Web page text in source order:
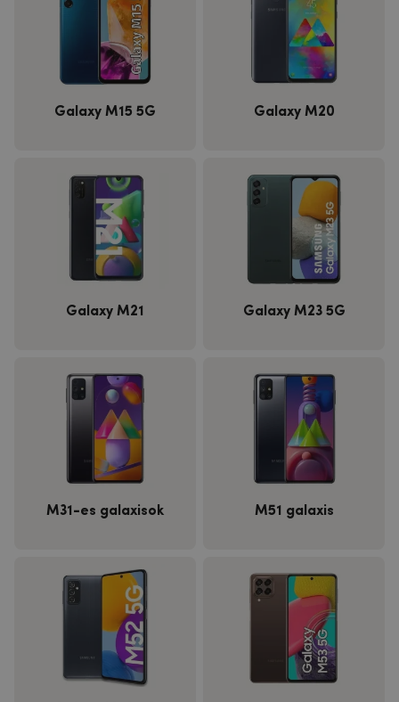
Galaxy M15 5G Galaxy M20
Galaxy M21 Galaxy M23 5G
M31-es galaxisok M51 galaxis